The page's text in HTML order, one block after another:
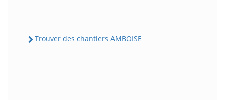
Trouver des chantiers AMBOISE